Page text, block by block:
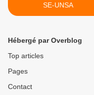
SE-UNSA
Hébergé par Overblog
Top articles
Pages
Contact